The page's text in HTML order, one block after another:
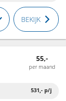
BEKIJK
55,-
per maand
531,- p/j